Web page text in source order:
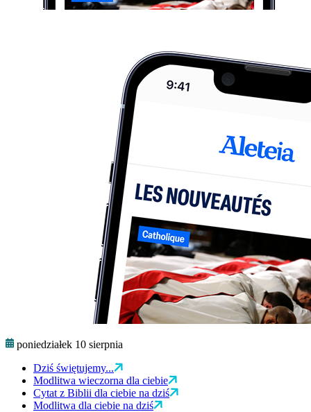
poniedziałek 10 sierpnia
Dziś świętujemy...
Modlitwa wieczorna dla ciebie
Cytat z Biblii dla ciebie na dziś
Modlitwa dla ciebie na dziś